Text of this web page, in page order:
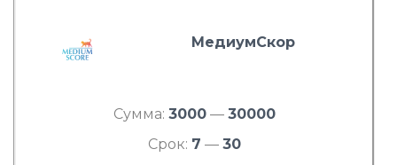
МедиумСкор
Сумма: 3000— 30000
Срок: 7 — 30